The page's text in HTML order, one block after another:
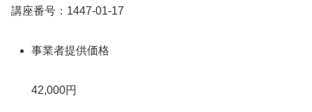
講座番号：1447-01-17
事業者提供価格
42,000円